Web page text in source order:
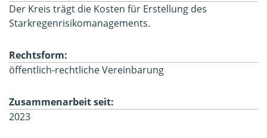
Der Kreis trägt die Kosten für Erstellung des
Starkregenrisikomanagements.
Rechtsform:
öffentlich-rechtliche Vereinbarung
Zusammenarbeit seit:
2023